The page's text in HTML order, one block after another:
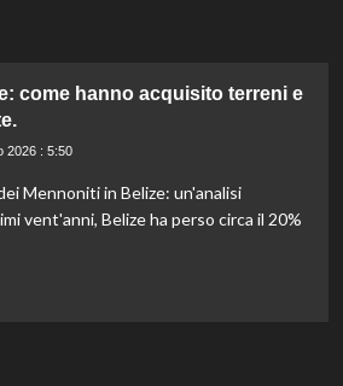
come hanno acquisito terreni e
2026 : 5:50
Mennoniti in Belize: un'analisi
vent'anni, Belize ha perso circa il 20%